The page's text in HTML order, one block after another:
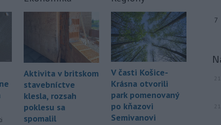
Aktivita v britskom
stavebníctve
klesla, rozsah
poklesu sa
spomalil
V časti Košice-
Krásna otvorili
park pomenovaný
po kňazovi
Semivanovi
7